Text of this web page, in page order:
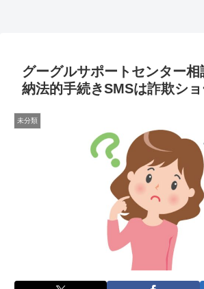
グーグルサポートセンター
納法的手続きSMSは詐欺ショ
未分類